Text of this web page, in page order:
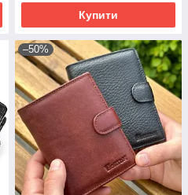
Купити
–50%